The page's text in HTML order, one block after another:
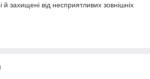
й захищені від несприятливих зовнішніх